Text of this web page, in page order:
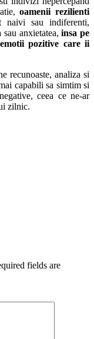
oamenii rezilienti
naivi sau indiferenti,
anxietatea, insa pe
pozitive care ii
recunoaste, analiza si
capabili sa simtim si
ceea ce ne-ar
zilnic.
fields are